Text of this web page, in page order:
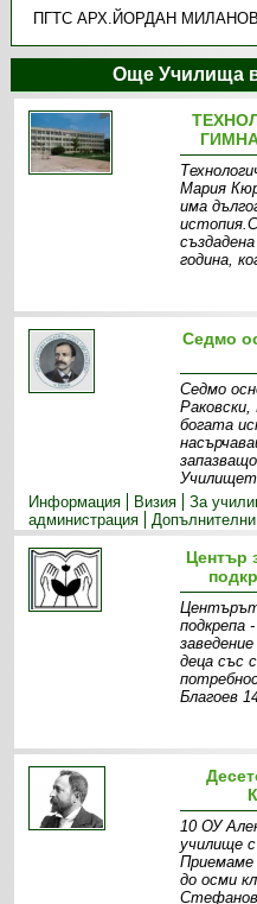
ПГТС АРХ.ЙОРДАН МИЛАНОВ
Още Училища
Мария
има
година,
Седмо
Седмо
Раковски,
богата
Информация
Визия За
администрация
Център
Центърът
подкрепа
деца със
Благоев
10 ОУ
училище
Приемаме
до осми